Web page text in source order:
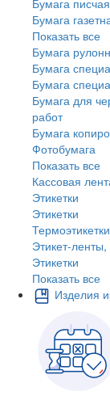
Бумага
Показать все
Бумага
Бумага
Бумага
Бумага для
работ
Бумага
Фотобумага
Показать все
Кассовая
Этикетки
Этикетки
Термоэтикетки
Этикет-
Этикетки
Показать все
Изделия